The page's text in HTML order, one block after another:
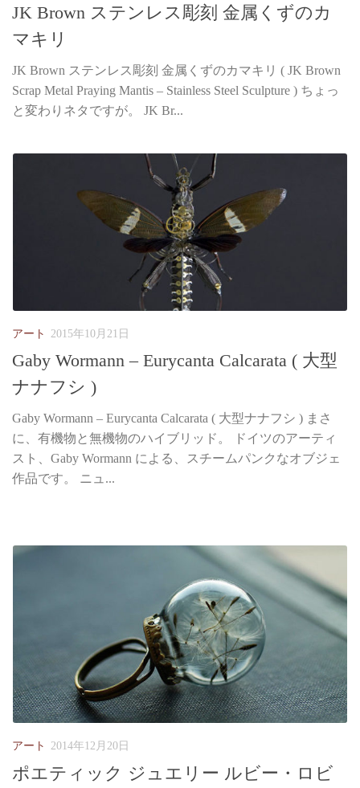
JK Brown ステンレス彫刻 金属くずのカ
マキリ
JK Brown ステンレス彫刻 金属くずのカマキリ ( JK Brown
Scrap Metal Praying Mantis – Stainless Steel Sculpture ) ちょっ
と変わりネタですが。 JK Br...
アート 2015年10月21日
Gaby Wormann – Eurycanta Calcarata ( 大型
ナナフシ )
Gaby Wormann – Eurycanta Calcarata ( 大型ナナフシ ) まさ
に、有機物と無機物のハイブリッド。 ドイツのアーティ
スト、Gaby Wormann による、スチームパンクなオブジェ
作品です。 ニュ...
アート 2014年12月20日
ポエティック ジュエリー ルビー・ロビ